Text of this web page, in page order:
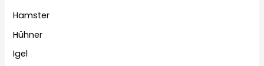
Hamster
Hühner
Igel